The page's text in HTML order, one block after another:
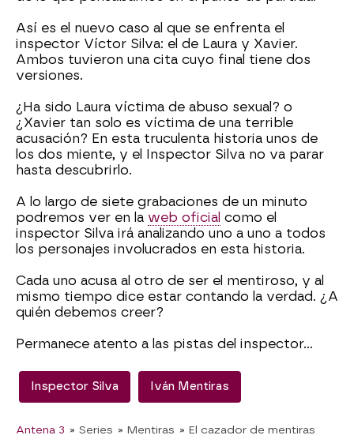
Así es el nuevo caso al que se enfrenta el
inspector Víctor Silva: el de Laura y Xavier.
Ambos tuvieron una cita cuyo final tiene dos
versiones.
¿Ha sido Laura víctima de abuso sexual? o
¿Xavier tan solo es víctima de una terrible
acusación? En esta truculenta historia unos de
los dos miente, y el Inspector Silva no va parar
hasta descubrirlo.
A lo largo de siete grabaciones de un minuto
podremos ver en la web oficial como el
inspector Silva irá analizando uno a uno a todos
los personajes involucrados en esta historia.
Cada uno acusa al otro de ser el mentiroso, y al
mismo tiempo dice estar contando la verdad. ¿A
quién debemos creer?
Permanece atento a las pistas del inspector…
Inspector Silva Iván Mentiras
Antena 3 » Series » Mentiras » El cazador de mentiras